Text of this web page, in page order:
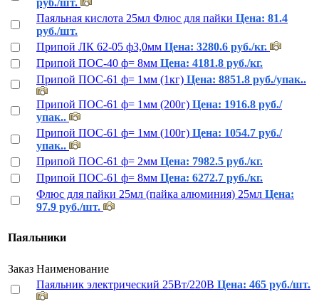
Паяльная кислота 25мл Флюс для пайки Цена: 81.4
руб./шт.
Припой ЛК 62-05 ф3,0мм Цена: 3280.6 руб./кг.
Припой ПОС-40 ф= 8мм Цена: 4181.8 руб./кг.
Припой ПОС-61 ф= 1мм (1кг) Цена: 8851.8 руб./упак..
Припой ПОС-61 ф= 1мм (200г) Цена: 1916.8 руб./
упак..
Припой ПОС-61 ф= 1мм (100г) Цена: 1054.7 руб./
упак..
Припой ПОС-61 ф= 2мм Цена: 7982.5 руб./кг.
Припой ПОС-61 ф= 8мм Цена: 6272.7 руб./кг.
Флюс для пайки 25мл (пайка алюминия) 25мл Цена:
97.9 руб./шт.
Паяльники
Заказ Наименование
Паяльник электрический 25Вт/220В Цена: 465 руб./шт.